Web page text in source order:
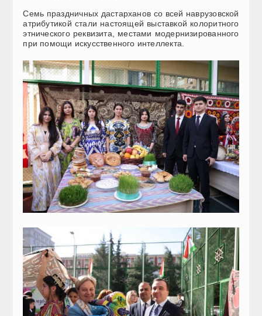
Семь праздничных дастарханов со всей наврузовской
атрибутикой стали настоящей выставкой колоритного
этнического реквизита, местами модернизированного
при помощи искусственного интеллекта.